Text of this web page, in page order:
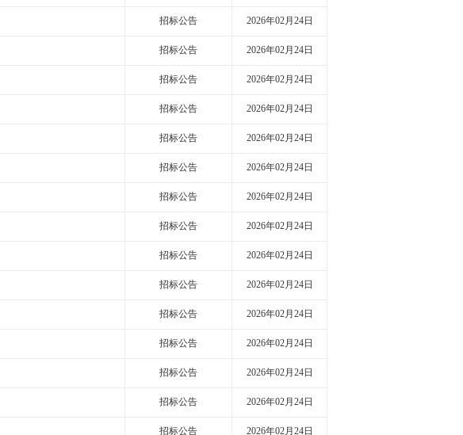
招标公告 2026年02月24日
招标公告 2026年02月24日
招标公告 2026年02月24日
招标公告 2026年02月24日
招标公告 2026年02月24日
招标公告 2026年02月24日
招标公告 2026年02月24日
招标公告 2026年02月24日
招标公告 2026年02月24日
招标公告 2026年02月24日
招标公告 2026年02月24日
招标公告 2026年02月24日
招标公告 2026年02月24日
招标公告 2026年02月24日
招标公告 2026年02月24日